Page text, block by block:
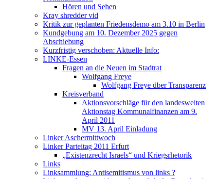
Hören und Sehen
Kray shredder vid
Kritik zur geplanten Friedensdemo am 3.10 in Berlin
Kundgebung am 10. Dezember 2025 gegen
Abschiebung
Kurzfristig verschoben: Aktuelle Info:
LINKE-Essen
Fragen an die Neuen im Stadtrat
Wolfgang Freye
Wolfgang Freye über Transparenz
Kreisverband
Aktionsvorschläge für den landesweiten
Aktionstag Kommunalfinanzen am 9.
April 2011
MV 13. April Einladung
Linker Aschermittwoch
Linker Parteitag 2011 Erfurt
„Existenzrecht Israels“ und Kriegsrhetorik
Links
Linksammlung: Antisemitismus von links ?